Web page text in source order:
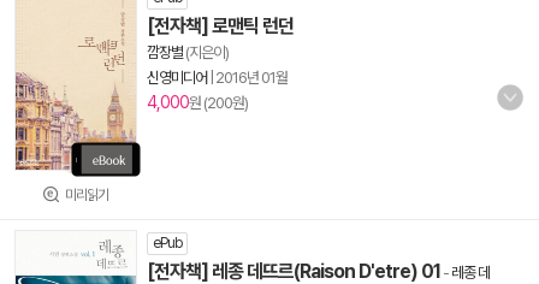
미리읽기
[전자책] 로맨틱 런던
깜장별 (지은이)
신영미디어 2016년 01월
4,000원 (200원)
ePub
[전자책] 레종 데뜨르(Raison D'etre) 01 - 레종 데